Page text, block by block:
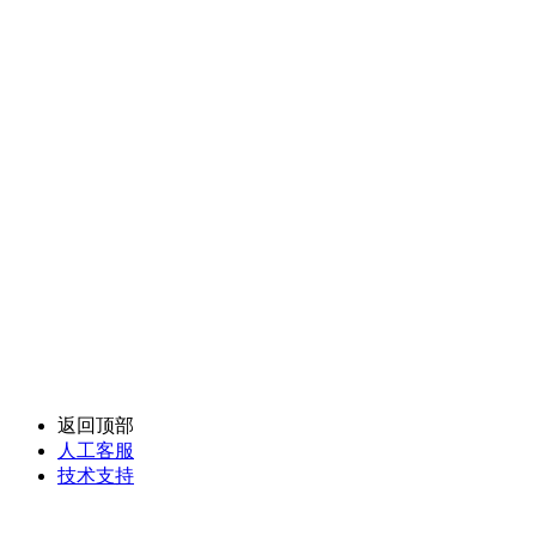
返回顶部
人工客服
技术支持